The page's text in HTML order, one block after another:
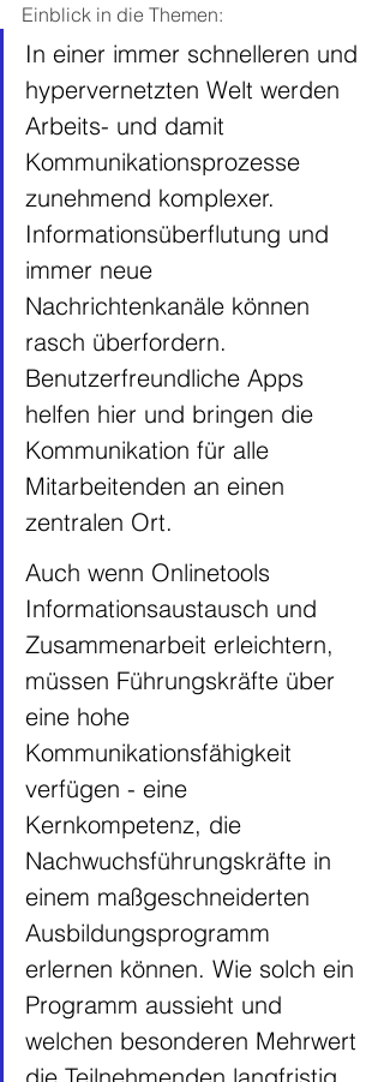
Einblick in die Themen:
In einer immer schnelleren und
hypervernetzten Welt werden
Arbeits- und damit
Kommunikationsprozesse
zunehmend komplexer.
Informationsüberflutung und
immer neue
Nachrichtenkanäle können
rasch überfordern.
Benutzerfreundliche Apps
helfen hier und bringen die
Kommunikation für alle
Mitarbeitenden an einen
zentralen Ort.
Auch wenn Onlinetools
Informationsaustausch und
Zusammenarbeit erleichtern,
müssen Führungskräfte über
eine hohe
Kommunikationsfähigkeit
verfügen - eine
Kernkompetenz, die
Nachwuchsführungskräfte in
einem maßgeschneiderten
Ausbildungsprogramm
erlernen können. Wie solch ein
Programm aussieht und
welchen besonderen Mehrwert